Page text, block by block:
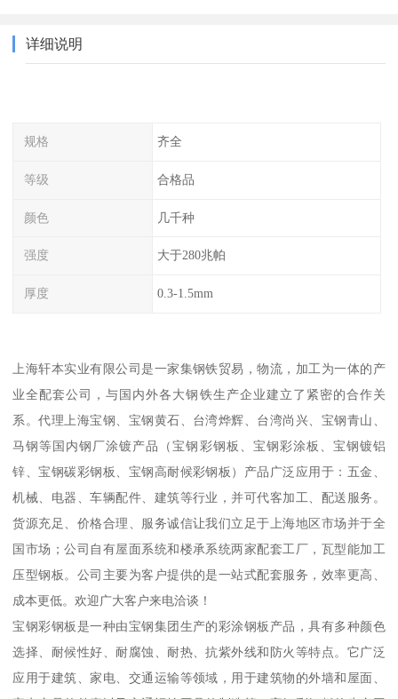
详细说明
规格 齐全
等级 合格品
颜色 几千种
强度 大于280兆帕
厚度 0.3-1.5mm
上海轩本实业有限公司是一家集钢铁贸易，物流，加工为一体的产
业全配套公司，与国内外各大钢铁生产企业建立了紧密的合作关
系。代理上海宝钢、宝钢黄石、台湾烨辉、台湾尚兴、宝钢青山、
马钢等国内钢厂涂镀产品（宝钢彩钢板、宝钢彩涂板、宝钢镀铝
锌、宝钢碳彩钢板、宝钢高耐候彩钢板）产品广泛应用于：五金、
机械、电器、车辆配件、建筑等行业，并可代客加工、配送服务。
货源充足、价格合理、服务诚信让我们立足于上海地区市场并于全
国市场；公司自有屋面系统和楼承系统两家配套工厂，瓦型能加工
压型钢板。公司主要为客户提供的是一站式配套服务，效率更高、
成本更低。欢迎广大客户来电洽谈！
宝钢彩钢板是一种由宝钢集团生产的彩涂钢板产品，具有多种颜色
选择、耐候性好、耐腐蚀、耐热、抗紫外线和防火等特点。它广泛
应用于建筑、家电、交通运输等领域，用于建筑物的外墙和屋面、